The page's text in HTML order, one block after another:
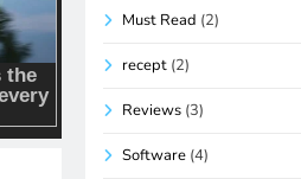
Must Read (2)
recept (2)
Reviews (3)
Software (4)